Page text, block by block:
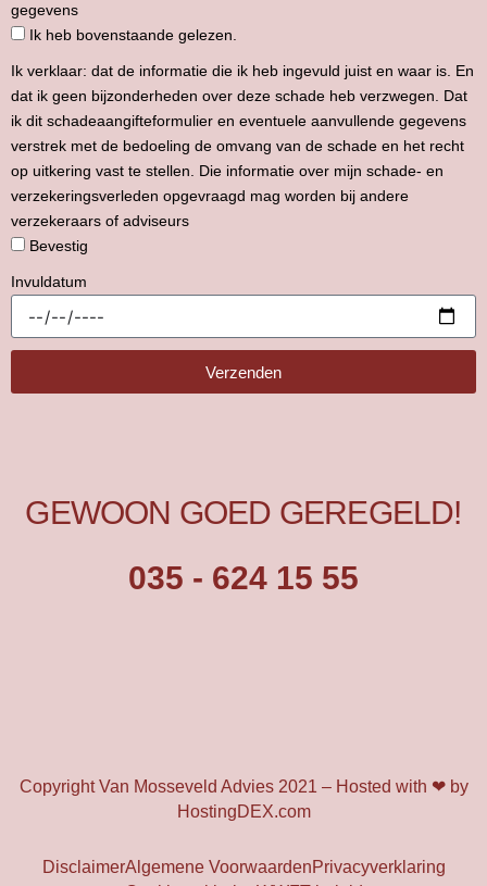
gegevens
Ik heb bovenstaande gelezen.
Ik verklaar: dat de informatie die ik heb ingevuld juist en waar is. En
dat ik geen bijzonderheden over deze schade heb verzwegen. Dat
ik dit schadeaangifteformulier en eventuele aanvullende gegevens
verstrek met de bedoeling de omvang van de schade en het recht
op uitkering vast te stellen. Die informatie over mijn schade- en
verzekeringsverleden opgevraagd mag worden bij andere
verzekeraars of adviseurs
Bevestig
Invuldatum
Verzenden
GEWOON GOED GEREGELD!
035 - 624 15 55
Copyright Van Mosseveld Advies 2021 – Hosted with ❤ by
HostingDEX.com
DisclaimerAlgemene VoorwaardenPrivacyverklaring